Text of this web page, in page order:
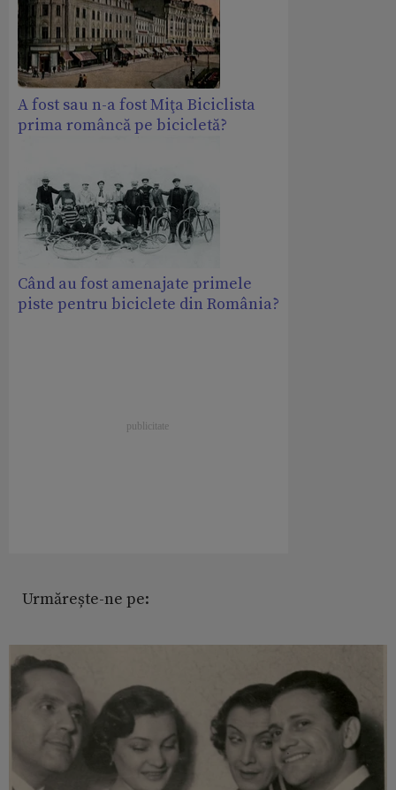
A fost sau n-a fost Miţa Biciclista
prima româncă pe bicicletă?
Când au fost amenajate primele
piste pentru biciclete din România?
Urmărește-ne pe: